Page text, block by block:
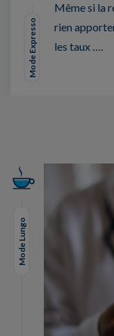
Mode Expresso
Même si la
rien
les taux ….
Mode Lungo